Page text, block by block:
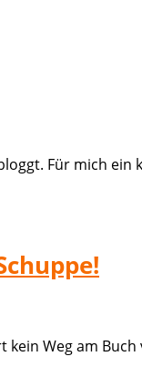
Für mich ein
Weg am